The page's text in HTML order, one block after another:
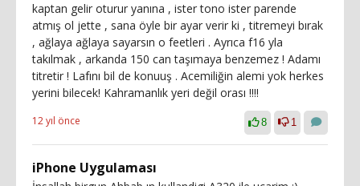
kaptan gelir oturur yanına , ister tono ister parende
atmış ol jette , sana öyle bir ayar verir ki , titremeyi bırak
, ağlaya ağlaya sayarsın o feetleri . Ayrıca f16 yla
takılmak , arkanda 150 can taşımaya benzemez ! Adamı
titretir ! Lafını bil de konuuş . Acemiliğin alemi yok herkes
yerini bilecek! Kahramanlık yeri değil orası !!!!
12 yıl önce 8 1
iPhone Uygulaması